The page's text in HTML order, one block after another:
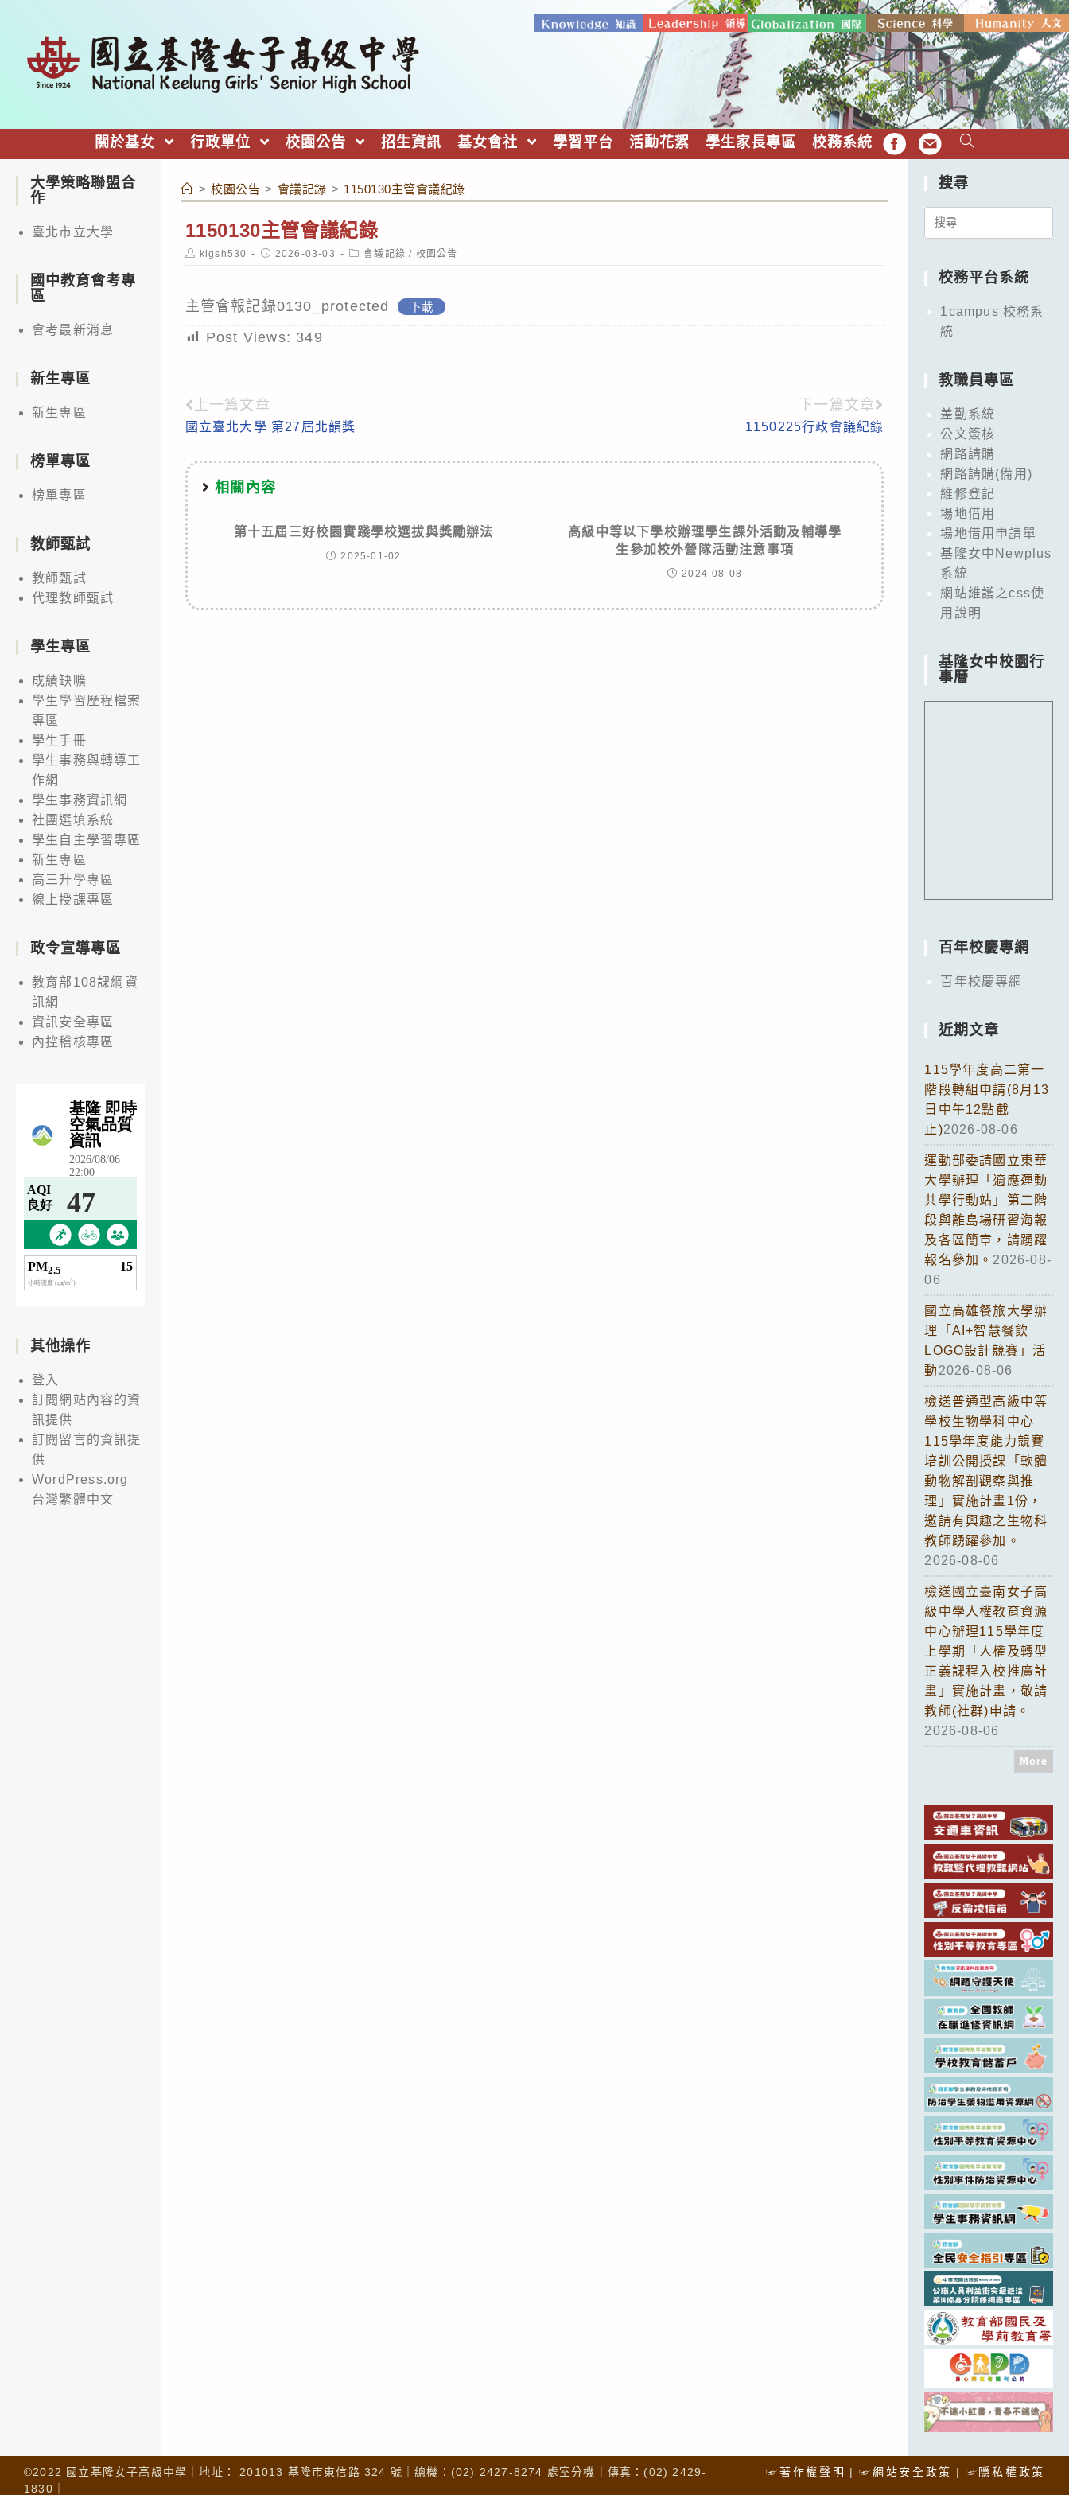
關於基女 行政單位 校園公告 招生資訊 基女會社 學習平台 活動花絮 學生家長專區 校務系統 FB EMAIL
> 校園公告 > 會議記錄 > 1150130主管會議紀錄
1150130主管會議紀錄
Post
author:
klgsh530
Post
published:
2026-03-03
Post
category:
會議記錄 / 校園公告
主管會報記錄0130_protected 下載
Post Views: 349
Read
more
articles
上一篇文章
國立臺北大學 第27屆北韻獎
下一篇文章
1150225行政會議紀錄
相關內容
第十五屆三好校園實踐學校選拔與獎勵辦法
2025-01-02
高級中等以下學校辦理學生課外活動及輔導學
生參加校外營隊活動注意事項
2024-08-08
大學策略聯盟合
作
臺北市立大學
國中教育會考專
區
會考最新消息
新生專區
新生專區
榜單專區
榜單專區
教師甄試
教師甄試
代理教師甄試
學生專區
成績缺曠
學生學習歷程檔案
專區
學生手冊
學生事務與轉導工
作網
學生事務資訊網
社團選填系統
學生自主學習專區
新生專區
高三升學專區
線上授課專區
政令宣導專區
教育部108課綱資
訊網
資訊安全專區
內控稽核專區
其他操作
登入
訂閱網站內容的資
訊提供
訂閱留言的資訊提
供
WordPress.org
台灣繁體中文
搜尋
Search
校務平台系統
1campus 校務系
統
教職員專區
差勤系統
公文簽核
網路請購
網路請購(備用)
維修登記
場地借用
場地借用申請單
基隆女中Newplus
系統
網站維護之css使
用說明
基隆女中校園行
事曆
百年校慶專網
百年校慶專網
近期文章
115學年度高二第一
階段轉組申請(8月13
日中午12點截
止)2026-08-06
運動部委請國立東華
大學辦理「適應運動
共學行動站」第二階
段與離島場研習海報
及各區簡章，請踴躍
報名參加。 2026-08-
06
國立高雄餐旅大學辦
理「AI+智慧餐飲
LOGO設計競賽」活
動 2026-08-06
檢送普通型高級中等
學校生物學科中心
115學年度能力競賽
培訓公開授課「軟體
動物解剖觀察與推
理」實施計畫1份，
邀請有興趣之生物科
教師踴躍參加。
2026-08-06
檢送國立臺南女子高
級中學人權教育資源
中心辦理115學年度
上學期「人權及轉型
正義課程入校推廣計
畫」實施計畫，敬請
教師(社群)申請。
2026-08-06
More
☞著作權聲明 ☞網站安全政策 ☞隱私權政策
©2022 國立基隆女子高級中學｜地址： 201013 基隆市東信路 324 號｜總機：(02) 2427-8274 處室分機｜傳真：(02) 2429-
1830｜